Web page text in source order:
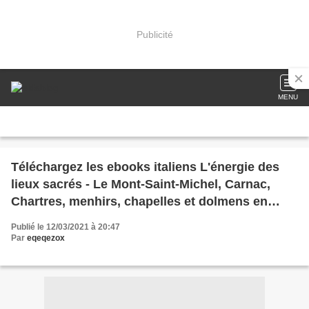
Publicité
MENU
Téléchargez les ebooks italiens L'énergie des
lieux sacrés - Le Mont-Saint-Michel, Carnac,
Chartres, menhirs, chapelles et dolmens en
francais 9782737381416
Publié le 12/03/2021 à 20:47
Par eqeqezox